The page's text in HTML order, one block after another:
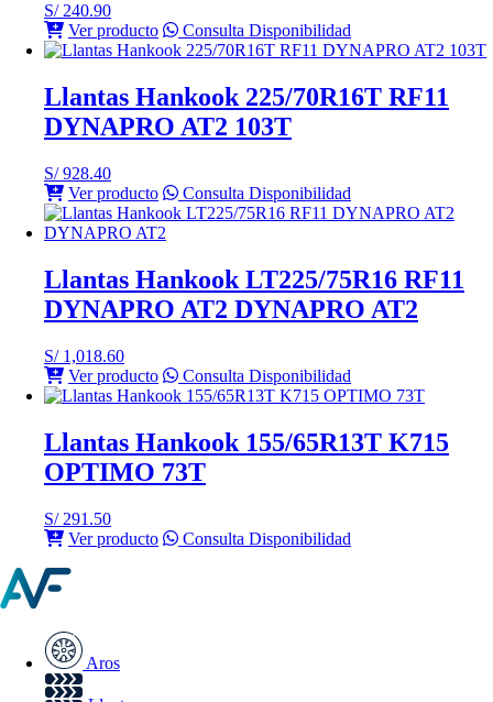
S/240.90
Ver producto
Consulta Disponibilidad
Llantas Hankook 225/70R16T RF11
DYNAPRO AT2 103T
S/928.40
Ver producto
Consulta Disponibilidad
Llantas Hankook LT225/75R16 RF11
DYNAPRO AT2 DYNAPRO AT2
S/1,018.60
Ver producto
Consulta Disponibilidad
Llantas Hankook 155/65R13T K715
OPTIMO 73T
S/291.50
Ver producto
Consulta Disponibilidad
Aros